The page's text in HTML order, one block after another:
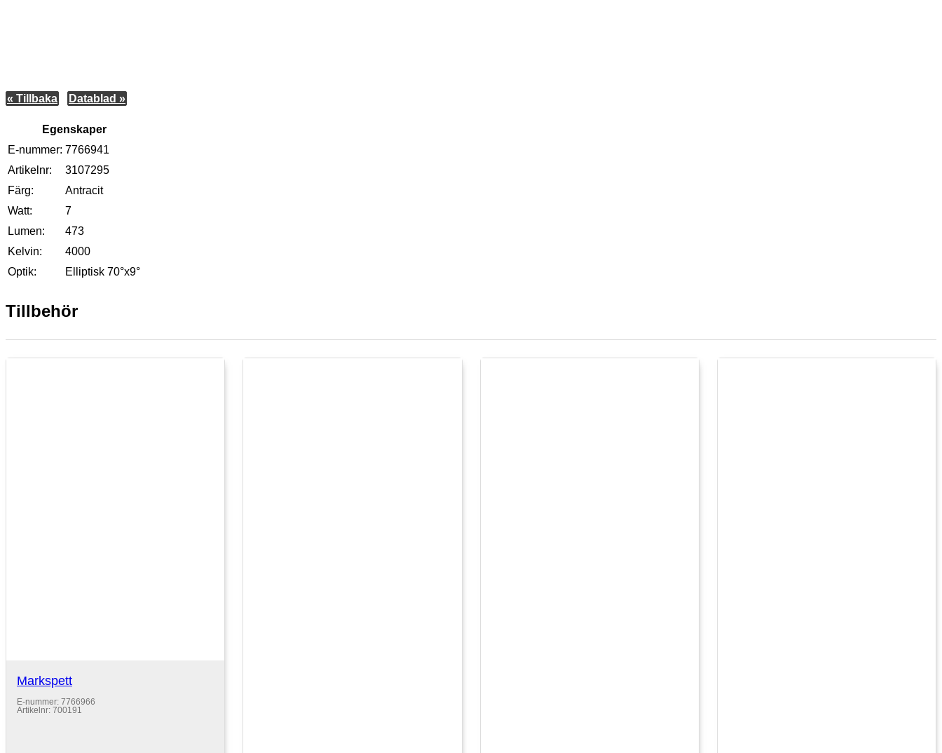
« Tillbaka Datablad »
Egenskaper
E-nummer: 7766941
Artikelnr:
3107295
Färg:
Antracit
Watt:
7
Lumen:
473
Kelvin:
4000
Optik:
Elliptisk 70°x9°
Tillbehör
Markspett
E-nummer: 7766966
Artikelnr: 700191